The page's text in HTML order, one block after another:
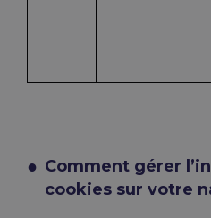
Comment gérer
cookies sur votre